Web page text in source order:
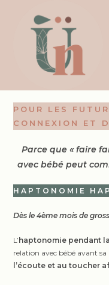
POUR LES
CONNEXION ET
Parce que «faire
avec bébé peut
HAPTONOMIE
Dès le 4ème mois de
L’ haptonomie pendant
relation avec bébé avant sa
l’écoute et au toucher